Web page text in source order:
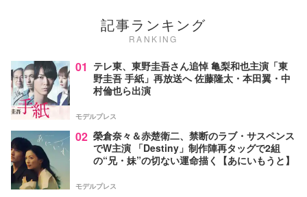
記事ランキング
RANKING
01 テレ東、東野圭吾さん追悼 亀梨和也主演「東
野圭吾 手紙」再放送へ 佐藤隆太・本田翼・中
村倫也ら出演
モデルプレス
02 榮倉奈々＆赤楚衛二、禁断のラブ・サスペンス
でW主演 「Destiny」制作陣再タッグで2組
の“兄・妹”の切ない運命描く【あにいもうと】
モデルプレス